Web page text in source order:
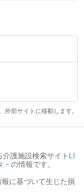
外部サイトに移動します。
護施設検索サイト LI
－ の情報です。
に基づいて生じた損